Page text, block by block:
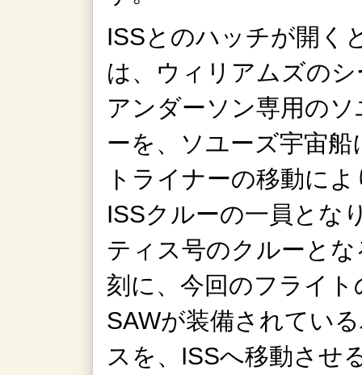
ISSとのハッチが開く
は、ウィリアムズの
アンダーソン専用の
ーを、ソユーズ宇宙
トライナーの移動に
ISSクルーの一員とな
ティス号のクルーと
刻に、今回のフライ
SAWが装備されてい
スを、ISSへ移動させ